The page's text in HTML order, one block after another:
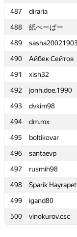
487
diraria
488
紙ぺーぱー
489
490
Айбек Сейтов
491
xish32
492
jonh.doe.1990
493
dvkim98
494
dm.mx
495
boltikovar
496
santaevp
497
rusmih98
498
Sparik
499
igand80
500
vinokurov.csc
487
diraria
488
紙ぺーぱー
489
490
Айбек Сейтов
491
xish32
492
jonh.doe.1990
493
dvkim98
494
dm.mx
495
boltikovar
496
santaevp
497
rusmih98
498
Sparik
499
igand80
500
vinokurov.csc